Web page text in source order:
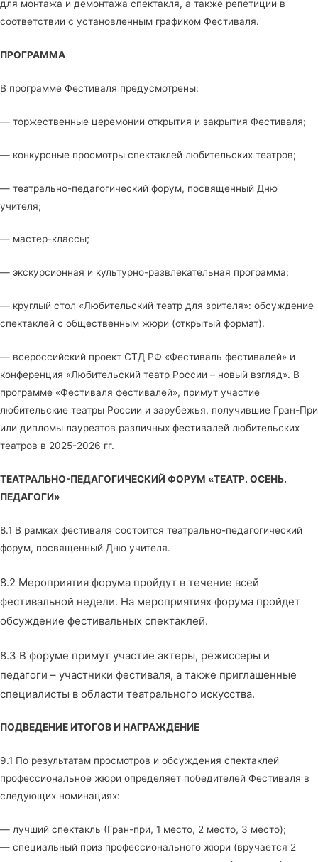
для монтажа и демонтажа спектакля, а также репетиции в
соответствии с установленным графиком Фестиваля.
ПРОГРАММА
В программе Фестиваля предусмотрены:
— торжественные церемонии открытия и закрытия Фестиваля;
— конкурсные просмотры спектаклей любительских театров;
— театрально-педагогический форум, посвященный Дню
учителя;
— мастер-классы;
— экскурсионная и культурно-развлекательная программа;
— круглый стол «Любительский театр для зрителя»: обсуждение
спектаклей с общественным жюри (открытый формат).
— всероссийский проект СТД РФ «Фестиваль фестивалей» и
конференция «Любительский театр России – новый взгляд». В
программе «Фестиваля фестивалей», примут участие
любительские театры России и зарубежья, получившие Гран-При
или дипломы лауреатов различных фестивалей любительских
театров в 2025-2026 гг.
ТЕАТРАЛЬНО-ПЕДАГОГИЧЕСКИЙ ФОРУМ «ТЕАТР. ОСЕНЬ.
ПЕДАГОГИ»
8.1 В рамках фестиваля состоится театрально-педагогический
форум, посвященный Дню учителя.
8.2 Мероприятия форума пройдут в течение всей
фестивальной недели. На мероприятиях форума пройдет
обсуждение фестивальных спектаклей.
8.3 В форуме примут участие актеры, режиссеры и
педагоги – участники фестиваля, а также приглашенные
специалисты в области театрального искусства.
ПОДВЕДЕНИЕ ИТОГОВ И НАГРАЖДЕНИЕ
9.1 По результатам просмотров и обсуждения спектаклей
профессиональное жюри определяет победителей Фестиваля в
следующих номинациях:
— лучший спектакль (Гран-при, 1 место, 2 место, 3 место);
— специальный приз профессионального жюри (вручается 2